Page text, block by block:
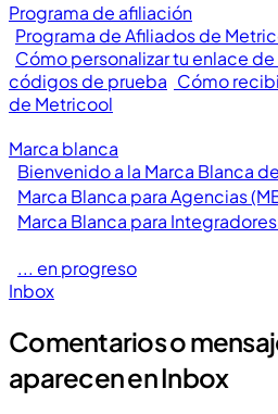
Programa de afiliación
Programa de Afiliados de
Cómo personalizar tu enlace
códigos de prueba Cómo
de Metricool
Marca blanca
Bienvenido a la Marca Blanca
Marca Blanca para Agencias
Marca Blanca para Integradores
... en progreso
Inbox
Comentarios o
aparecen en Inbox